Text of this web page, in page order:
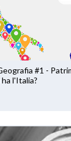
UNESCO: quanti
l'Italia?